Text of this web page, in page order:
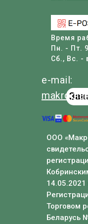
Время
Пн. - Пт.
Сб., Вс. -
ООО
14.05.2021
Торговом
Беларусь
e-mail: